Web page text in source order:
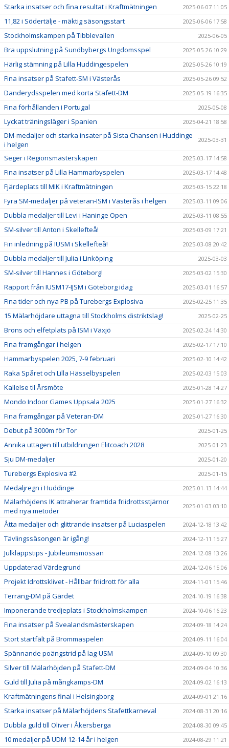
Starka insatser och fina resultat i Kraftmätningen 2025-06-07 11:05
11,82 i Södertälje - mäktig säsongsstart 2025-06-06 17:58
Stockholmskampen på Tibblevallen 2025-06-05
Bra uppslutning på Sundbybergs Ungdomsspel 2025-05-26 10:29
Härlig stämning på Lilla Huddingespelen 2025-05-26 10:19
Fina insatser på Stafett-SM i Västerås 2025-05-26 09:52
Danderydsspelen med korta Stafett-DM 2025-05-19 16:35
Fina förhållanden i Portugal 2025-05-08
Lyckat träningsläger i Spanien 2025-04-21 18:58
DM-medaljer och starka insater på Sista Chansen i Huddinge
i helgen
2025-03-31
Seger i Regionsmästerskapen 2025-03-17 14:58
Fina insatser på Lilla Hammarbyspelen 2025-03-17 14:48
Fjärdeplats till MIK i Kraftmätningen 2025-03-15 22:18
Fyra SM-medaljer på veteran-ISM i Västerås i helgen 2025-03-11 09:06
Dubbla medaljer till Levi i Haninge Open 2025-03-11 08:55
SM-silver till Anton i Skellefteå! 2025-03-09 17:21
Fin inledning på IUSM i Skellefteå! 2025-03-08 20:42
Dubbla medaljer till Julia i Linköping 2025-03-03
SM-silver till Hannes i Göteborg! 2025-03-02 15:30
Rapport från IUSM17-IJSM i Göteborg idag 2025-03-01 16:57
Fina tider och nya PB på Turebergs Explosiva 2025-02-25 11:35
15 Mälarhöjdare uttagna till Stockholms distriktslag! 2025-02-25
Brons och elfetplats på ISM i Växjö 2025-02-24 14:30
Fina framgångar i helgen 2025-02-17 17:10
Hammarbyspelen 2025, 7-9 februari 2025-02-10 14:42
Raka Spåret och Lilla Hässelbyspelen 2025-02-03 15:03
Kallelse til Årsmöte 2025-01-28 14:27
Mondo Indoor Games Uppsala 2025 2025-01-27 16:32
Fina framgångar på Veteran-DM 2025-01-27 16:30
Debut på 3000m för Tor 2025-01-25
Annika uttagen till utbildningen Elitcoach 2028 2025-01-23
Sju DM-medaljer 2025-01-20
Turebergs Explosiva #2 2025-01-15
Medaljregn i Huddinge 2025-01-13 14:44
Mälarhöjdens IK attraherar framtida friidrottsstjärnor
med nya metoder
2025-01-03 03:10
Åtta medaljer och glittrande insatser på Luciaspelen 2024-12-18 13:42
Tävlingssäsongen är igång! 2024-12-11 15:27
Julklappstips - Jubileumsmössan 2024-12-08 13:26
Uppdaterad Värdegrund 2024-12-06 15:06
Projekt Idrottsklivet - Hållbar friidrott för alla 2024-11-01 15:46
Terräng-DM på Gärdet 2024-10-19 16:38
Imponerande tredjeplats i Stockholmskampen 2024-10-06 16:23
Fina insatser på Svealandsmästerskapen 2024-09-18 14:24
Stort startfält på Brommaspelen 2024-09-11 16:04
Spännande poängstrid på lag-USM 2024-09-10 09:30
Silver till Mälarhöjden på Stafett-DM 2024-09-04 10:36
Guld till Julia på mångkamps-DM 2024-09-02 16:13
Kraftmätningens final i Helsingborg 2024-09-01 21:16
Starka insatser på Mälarhöjdens Stafettkarneval 2024-08-31 20:16
Dubbla guld till Oliver i Åkersberga 2024-08-30 09:45
10 medaljer på UDM 12-14 år i helgen 2024-08-29 11:21